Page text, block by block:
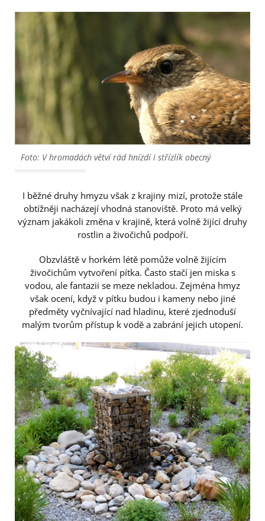
Foto: V hromadách větví rád hnízdí i střízlík obecný
I běžné druhy hmyzu však z krajiny mizí, protože stále
obtížněji nacházejí vhodná stanoviště. Proto má velký
význam jakákoli změna v krajině, která volně žijící druhy
rostlin a živočichů podpoří.
Obzvláště v horkém létě pomůže volně žijícím
živočichům vytvoření pítka. Často stačí jen miska s
vodou, ale fantazii se meze nekladou. Zejména hmyz
však ocení, když v pítku budou i kameny nebo jiné
předměty vyčnívající nad hladinu, které zjednoduší
malým tvorům přístup k vodě a zabrání jejich utopení.